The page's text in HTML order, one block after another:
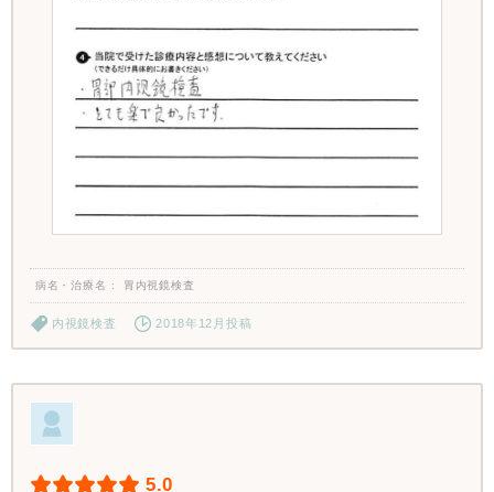
病名・治療名 胃内視鏡検査
内視鏡検査 2018年12月投稿
5.0